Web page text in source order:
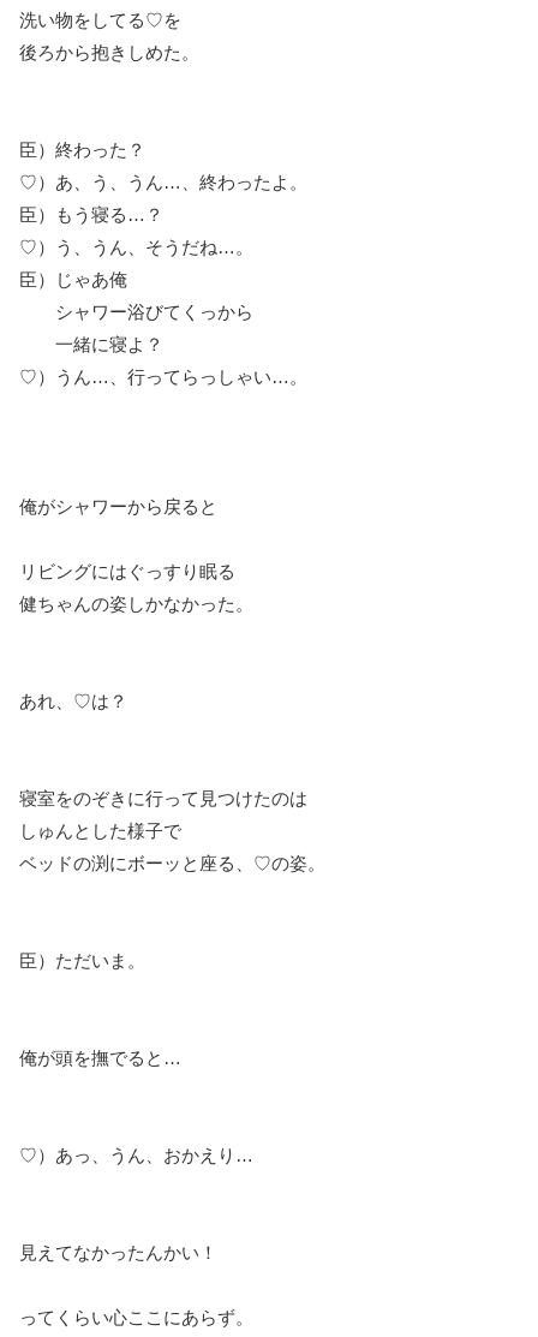
洗い物をしてる♡を
後ろから抱きしめた。
臣）終わった？
♡）あ、う、うん…、終わったよ。
臣）もう寝る…？
♡）う、うん、そうだね…。
臣）じゃあ俺
シャワー浴びてくっから
一緒に寝よ？
♡）うん…、行ってらっしゃい…。
俺がシャワーから戻ると
リビングにはぐっすり眠る
健ちゃんの姿しかなかった。
あれ、♡は？
寝室をのぞきに行って見つけたのは
しゅんとした様子で
ベッドの渕にボーッと座る、♡の姿。
臣）ただいま。
俺が頭を撫でると…
♡）あっ、うん、おかえり…
見えてなかったんかい！
ってくらい心ここにあらず。